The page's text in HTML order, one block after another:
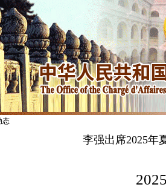
态
李强出席2025年